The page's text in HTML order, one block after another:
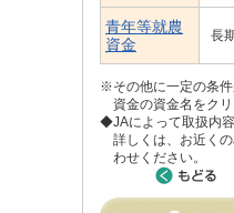
青年等就農
資金
長
※その他に一定の条
資金の資金名をク
◆JAによって取扱内容
詳しくは、お近く
わせください。